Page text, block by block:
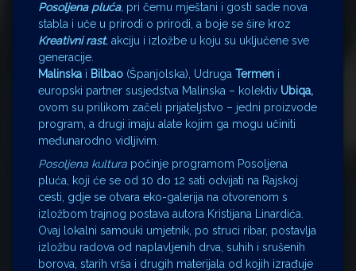
Posoljena pluća, pri čemu mještani i gosti sade nova
stabla i uče u prirodi o prirodi, a boje se šire kroz
Kreativni rast, akciju i izložbe u koju su uključene sve
generacije.
Malinska i Bilbao (Španjolska), Udruga Termen i
europski partner susjedstva Malinska – kolektiv Ubiqa,
ovom su prilikom začeli prijateljstvo – jedni proizvode
program, a drugi imaju alate kojim ga mogu učiniti
međunarodno vidljivim.
Posoljena kultura počinje programom Posoljena
pluća, koji će se od 10 do 12 sati odvijati na Rajskoj
cesti, gdje se otvara eko-galerija na otvorenom s
izložbom trajnog postava autora Kristijana Linardića.
Ovaj lokalni samouki umjetnik, po struci ribar, postavlja
izložbu radova od naplavljenih drva, suhih i srušenih
borova, starih vrša i drugih materijala od kojih izrađuje